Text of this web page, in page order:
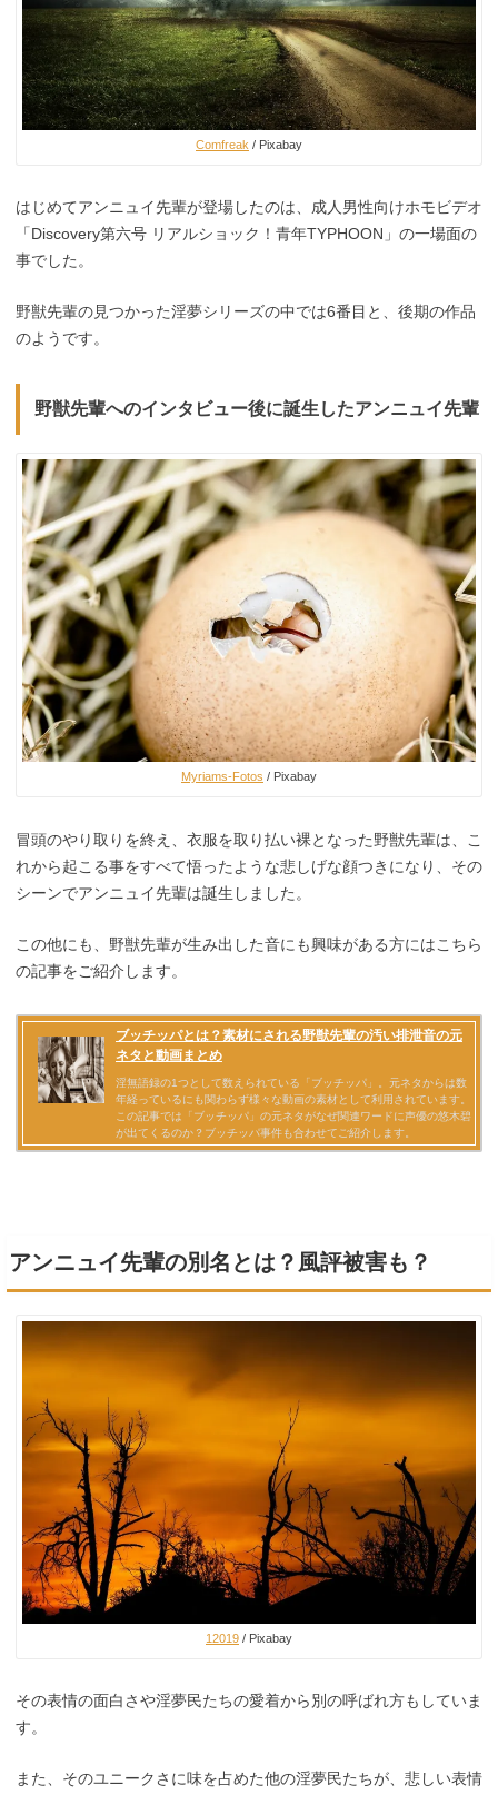
Comfreak / Pixabay
はじめてアンニュイ先輩が登場したのは、成人男性向けホモビデオ
「Discovery第六号 リアルショック！青年TYPHOON」の一場面の
事でした。
野獣先輩の見つかった淫夢シリーズの中では6番目と、後期の作品
のようです。
野獣先輩へのインタビュー後に誕生したアンニュイ先輩
Myriams-Fotos / Pixabay
冒頭のやり取りを終え、衣服を取り払い裸となった野獣先輩は、こ
れから起こる事をすべて悟ったような悲しげな顔つきになり、その
シーンでアンニュイ先輩は誕生しました。
この他にも、野獣先輩が生み出した音にも興味がある方にはこちら
の記事をご紹介します。
アンニュイ先輩の別名とは？風評被害も？
12019 / Pixabay
その表情の面白さや淫夢民たちの愛着から別の呼ばれ方もしていま
す。
また、そのユニークさに味を占めた他の淫夢民たちが、悲しい表情